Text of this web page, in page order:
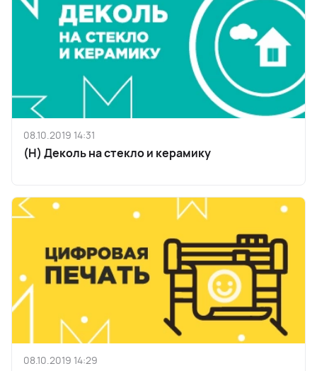
08.10.2019 14:31
(H) Деколь на стекло и керамику
08.10.2019 14:29